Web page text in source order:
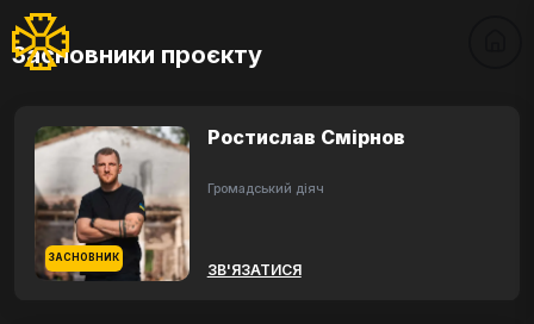
Засновники проєкту
ЗАСНОВНИК
Ростислав Смірнов
Громадський діяч
ЗВ'ЯЗАТИСЯ